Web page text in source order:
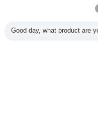
Good day, what product are